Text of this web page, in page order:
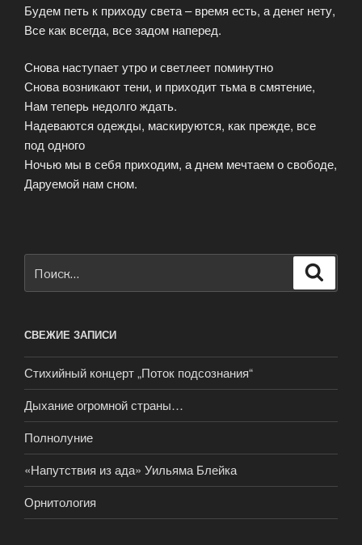
Будем петь к приходу света – время есть, а денег нету,
Все как всегда, все задом наперед.
Снова наступает утро и светлеет поминутно
Снова возникают тени, и приходит тьма в смятение,
Нам теперь недолго ждать.
Надеваются одежды, маскируются, как прежде, все
под одного
Ночью мы в себя приходим, а днем мечтаем о свободе,
Даруемой нам сном.
СВЕЖИЕ ЗАПИСИ
Стихийный концерт „Поток подсознания“
Дыхание огромной страны…
Полнолуние
«Напутствия из ада» Уильяма Блейка
Орнитология